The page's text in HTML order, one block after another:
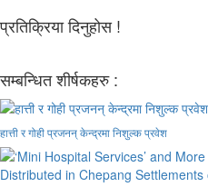
प्रतिक्रिया दिनुहोस !
सम्बन्धित शीर्षकहरु :
हात्ती र गोही प्रजनन् केन्द्रमा निशुल्क प्रवेश